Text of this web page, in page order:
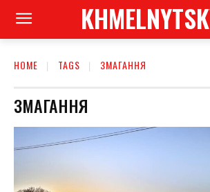
HOME TAGS ЗМАГАННЯ
ЗМАГАННЯ